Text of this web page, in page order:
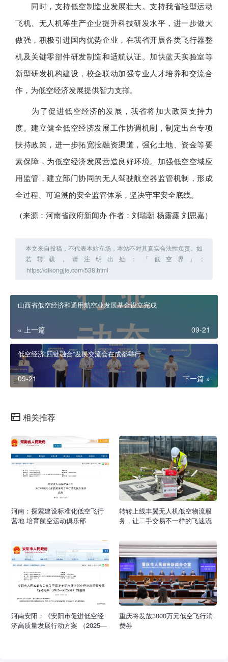
同时，支持低空制造业发展壮大。支持我省轻型运动
飞机、无人机等生产企业提升科技研发水平，进一步做大
做强，积极引进国内优势企业，在我省开展各类飞行器整
机及关键零部件研发制造和适航认证。加快蓝天实验室等
新型研发机构建设，校企联动加强专业人才培养和交流合
作，为低空经济发展提供智力支撑。
为了促进低空经济的发展，我省将加大政策支持力
度。建立健全低空经济发展工作协调机制，制定出台专项
扶持政策，进一步拓宽投融资渠道，强化土地、资金等要
素保障，为低空经济发展营造良好环境。加强低空空域应
用监管，建立部门协同的无人驾驶航空器监管机制，形成
全过程、可追溯的安全监管体系，坚决守牢安全底线。
（来源：河南省政府新闻办 作者：刘瑞朝 杨露露 刘思嘉）
本文来自投稿，不代表本站立场，本站不对其真实合法性负责。如
若转载，请注明出处：「低空界」:
山西省低空经济和通用航空业发展基金设立完成
« 上一篇 09-21
低空经济“四链融合”发展交流会在成都举行
下一篇 »
09-21
相关推荐
河南：探索建设标准化低空飞行
营地 培育航空运动俱乐部
转转上线丰翼无人机低空物流服
务，让二手交易不一样的飞速流
河南安阳：《安阳市促进低空经
济高质量发展行动方案 （2025—
重庆将发放3000万元低空飞行消
费券